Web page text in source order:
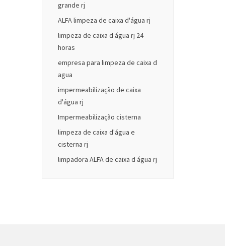
grande rj
ALFA limpeza de caixa d'água rj
limpeza de caixa d água rj 24
horas
empresa para limpeza de caixa d
agua
impermeabilização de caixa
d'água rj
Impermeabilização cisterna
limpeza de caixa d'água e
cisterna rj
limpadora ALFA de caixa d água rj